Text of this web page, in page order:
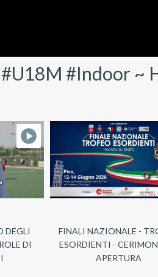
#Indoor ~
DEGLI
DI
FINALI NAZIONALE -
ESORDIENTI -
APERTURA